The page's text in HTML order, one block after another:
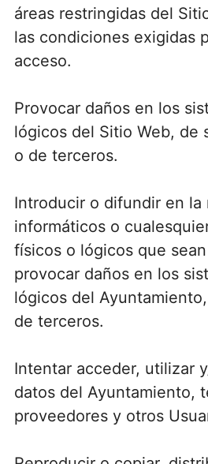
áreas restringidas del
las condiciones exigidas
acceso.
Provocar daños en los
lógicos del Sitio Web, de
o de terceros.
Introducir o difundir en la
informáticos o
físicos o lógicos que
provocar daños en los
lógicos del
de terceros.
Intentar acceder, utilizar
datos del Ayuntamiento,
proveedores y otros